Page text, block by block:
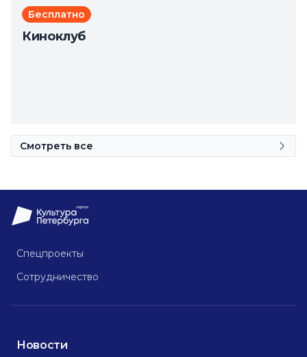
Бесплатно
Киноклуб
Смотреть все
Спецпроекты
Сотрудничество
Новости